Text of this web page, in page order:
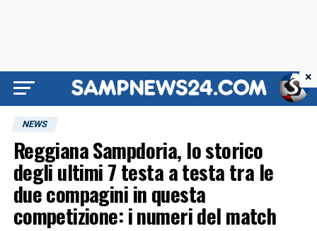
NEWS
Reggiana Sampdoria, lo storico
degli ultimi 7 testa a testa tra le
due compagini in questa
competizione: i numeri del match
×